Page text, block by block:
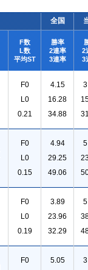
全国
F数
L数
平均ST
勝率
2連率
3連率
2
3
F0
L0
0.21
4.15
16.28
34.88
F0
L0
0.15
4.94
29.25
49.06
F0
L0
0.19
3.89
23.96
32.29
F0
5.05